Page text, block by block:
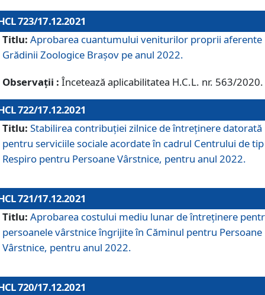
723/17.12.2021
Titlu: Aprobarea cuantumului veniturilor proprii aferente
Grădinii Zoologice Braşov pe anul 2022.
Observații : Încetează aplicabilitatea H.C.L. nr. 563/2020.
722/17.12.2021
Titlu: Stabilirea contribuţiei zilnice de întreținere datorată
pentru serviciile sociale acordate în cadrul Centrului de tip
Respiro pentru Persoane Vârstnice, pentru anul 2022.
721/17.12.2021
Titlu: Aprobarea costului mediu lunar de întreţinere
persoanele vârstnice îngrijite în Căminul pentru Persoane
Vârstnice, pentru anul 2022.
720/17.12.2021